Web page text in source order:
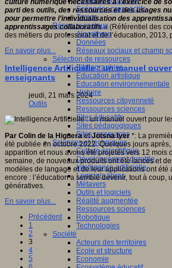
Scénarios prospectifs
Temps
Réseaux sociaux
Algorithme
Données
Réseaux sociaux et champ
Sélection de ressources
Bibliographies
Education artistique
Education environnementale
Histoire
Ressources citoyenneté
Ressources sciences
Sites éducatifs
Sites pédagogiques
Sites ressources
Sciences et techniques
Culture scientifique
Développement durable
Intelligence artificielle
Logiciels libres
Métavers
Outils et logiciels
Réalité augmentée
Ressources sciences
Robotique
Technologies
Société
Acteurs des territoires
Ecole et structure
Economie
culture numérique nécessaires à l’exercice de
parti des outils, des ressources et des usages
pour permettre l’individualisation des
apprentissages collaboratifs» (Référentiel des
des métiers du professorat et de l’éducation, 2013,
En savoir plus...
Intelligence Artificielle : un manuel
enseignants
jeudi, 21 mars 2024
Outils
Par Colin de la HigueraetJotsna Iyer *: La
été publiée en octobre 2022. Quelques jours après,
apparition et nous avons été projetés vers 12 mois
semaine, de nouveaux produits ont été lancés et
modèles de langage et de leur applications ont été
encore : l’éducation a semblé devenir, tout à coup,
génératives.
En savoir plus...
Précédent
1
2
3
4
5